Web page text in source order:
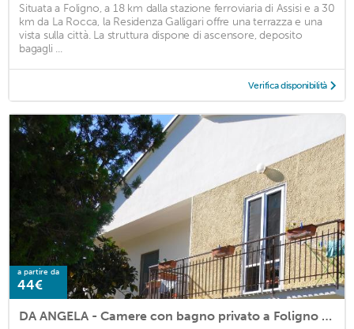
Situata a Foligno, a 18 km dalla stazione ferroviaria di Assisi e a 30
km da La Rocca, la Residenza Galligari offre una terrazza e una
vista sulla città. La struttura dispone di ascensore, deposito
bagagli ...
Verifica disponibilità
a partire da
44€
DA ANGELA - Camere con bagno privato a Foligno vicino al centro